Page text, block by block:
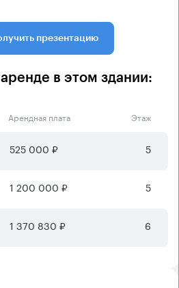
презентацию
в этом здании:
Арендная плата Этаж
525 000 ₽ 5
1 200 000 ₽ 5
1 370 830 ₽ 6